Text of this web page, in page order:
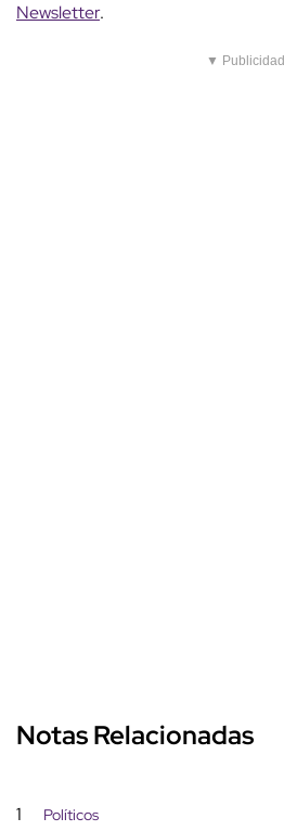
Newsletter.
▼ Publicidad
Notas Relacionadas
1 Políticos